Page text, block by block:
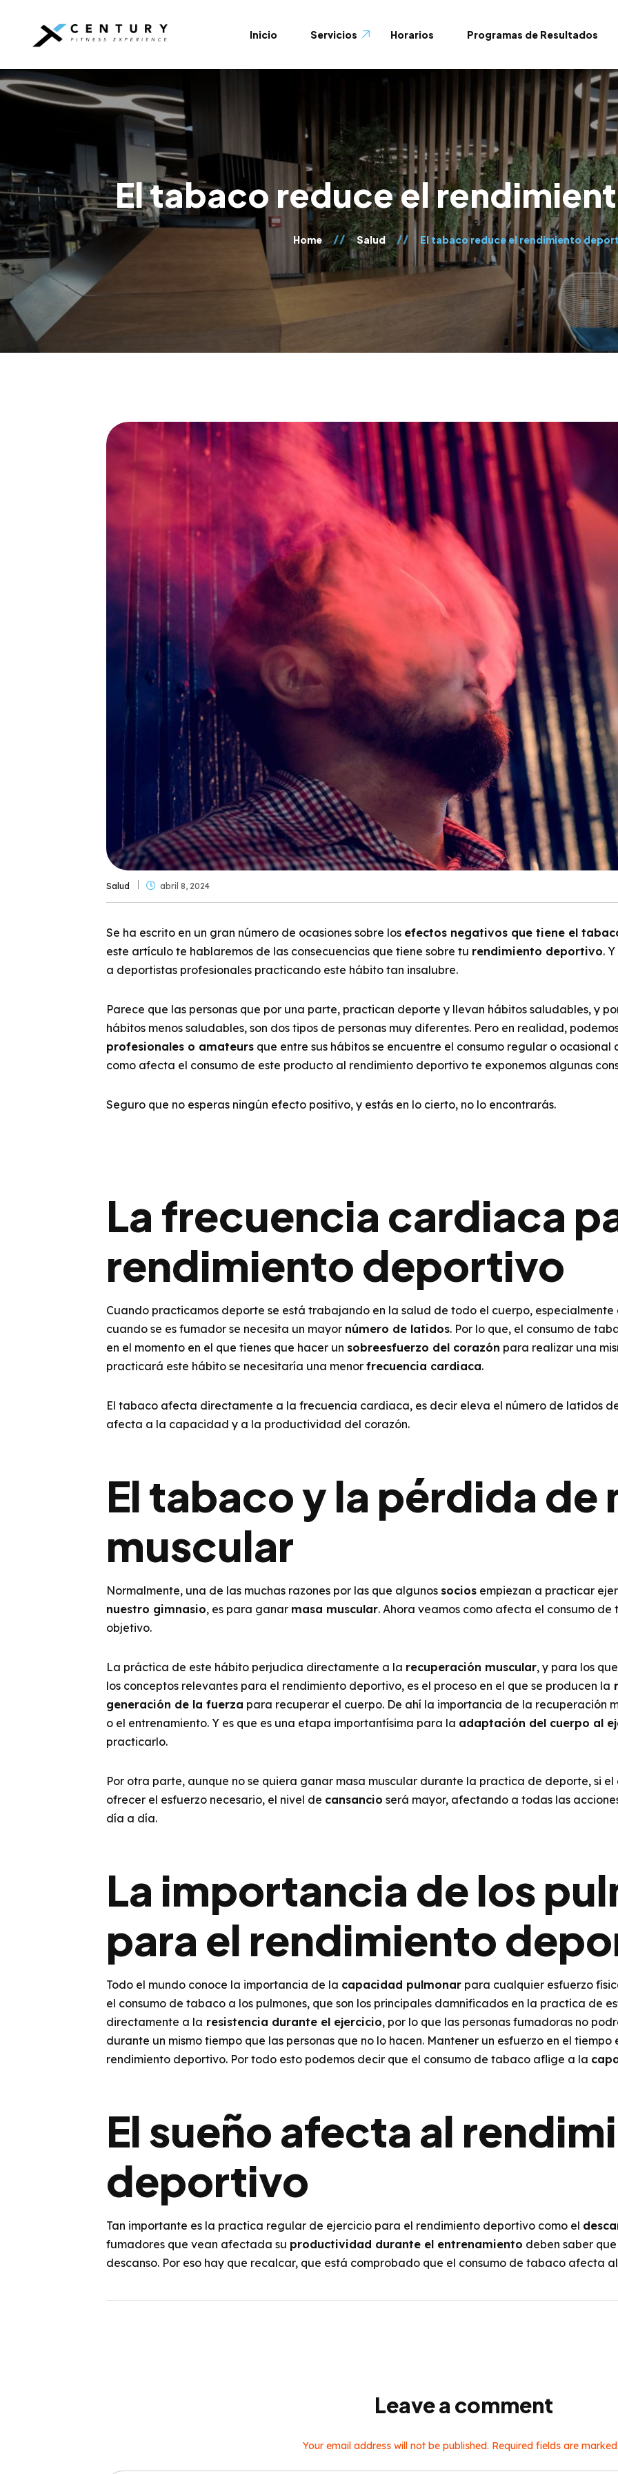
Inicio Servicios
Spinning
Pilates
Zumba
Horarios Programas de Resultados
El tabaco reduce el
Home Salud El tabaco reduce el rendimiento
Salud abril 8, 2024
Se ha escrito en un gran número de ocasiones sobre los efectos negativos que tiene el
este artículo te hablaremos de las consecuencias que tiene sobre tu rendimiento deportivo.
a deportistas profesionales practicando este hábito tan insalubre.
Parece que las personas que por una parte, practican deporte y llevan hábitos saludables, y
hábitos menos saludables, son dos tipos de personas muy diferentes. Pero en realidad,
profesionales o amateursque entre sus hábitos se encuentre el consumo regular o ocasional
como afecta el consumo de este producto al rendimiento deportivo te exponemos algunas
Seguro que no esperas ningún efecto positivo, y estás en lo cierto, no lo encontrarás.
La frecuencia cardiaca
rendimiento deportivo
Cuando practicamos deporte se está trabajando en la salud de todo el cuerpo,
cuando se es fumador se necesita un mayor número de latidos. Por lo que, el consumo de
en el momento en el que tienes que hacer un sobreesfuerzo del corazón para realizar una
practicará este hábito se necesitaría una menor frecuencia cardiaca.
El tabaco afecta directamente a la frecuencia cardiaca, es decir eleva el número de latidos
afecta a la capacidad y a la productividad del corazón.
El tabaco y la pérdida de
muscular
Normalmente, una de las muchas razones por las que algunos sociosempiezan a practicar
nuestro gimnasio, es para ganar masa muscular. Ahora veamos como afecta el consumo
objetivo.
La práctica de este hábito perjudica directamente a la recuperación muscular, y para los
los conceptos relevantes para el rendimiento deportivo, es el proceso en el que se producen la
generación de la fuerza para recuperar el cuerpo. De ahí la importancia de la recuperación
o el entrenamiento. Y es que es una etapa importantísima para la adaptación del cuerpo al
practicarlo.
Por otra parte, aunque no se quiera ganar masa muscular durante la practica de deporte, si
ofrecer el esfuerzo necesario, el nivel de cansancio será mayor, afectando a todas las
día a día.
La importancia de los
para el rendimiento
Todo el mundo conoce la importancia de la capacidad pulmonarpara cualquier esfuerzo
el consumo de tabaco a los pulmones, que son los principales damnificados en la practica de
directamente a la resistencia durante el ejercicio, por lo que las personas fumadoras no
durante un mismo tiempo que las personas que no lo hacen. Mantener un esfuerzo en el
rendimiento deportivo. Por todo esto podemos decir que el consumo de tabaco aflige a la
El sueño afecta al
deportivo
Tan importante es la practica regular de ejercicio para el rendimiento deportivo como el
fumadores que vean afectada su productividad durante el entrenamiento deben saber
descanso. Por eso hay que recalcar, que está comprobado que el consumo de tabaco afecta
Leave a comment
Your email address will not be published. Required fields are